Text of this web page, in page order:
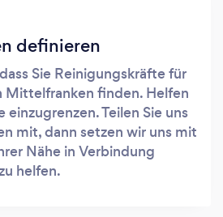
definieren
Sie Reinigungskräfte für
Mittelfranken finden. Helfen
einzugrenzen. Teilen Sie uns
mit, dann setzen wir uns mit
Nähe in Verbindung
helfen.